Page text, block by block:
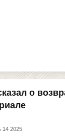
о
14 2025